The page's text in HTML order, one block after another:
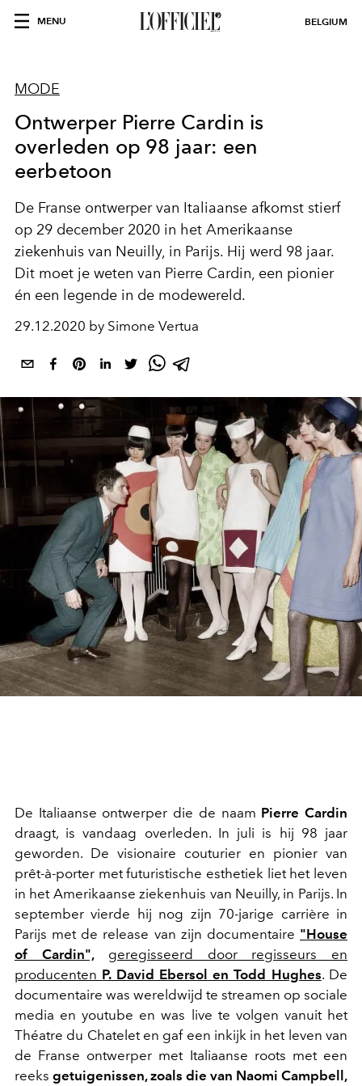
MENU BELGIUM
MODE
Ontwerper Pierre Cardin is
overleden op 98 jaar: een
eerbetoon
De Franse ontwerper van Italiaanse afkomst stierf
op 29 december 2020 in het Amerikaanse
ziekenhuis van Neuilly, in Parijs. Hij werd 98 jaar.
Dit moet je weten van Pierre Cardin, een pionier
én een legende in de modewereld.
29.12.2020 by Simone Vertua
De Italiaanse ontwerper die de naam Pierre Cardin
draagt, is vandaag overleden. In juli is hij 98 jaar
geworden. De visionaire couturier en pionier van
prêt-à-porter met futuristische esthetiek liet het leven
in het Amerikaanse ziekenhuis van Neuilly, in Parijs. In
september vierde hij nog zijn 70-jarige carrière in
Parijs met de release van zijn documentaire "House
of Cardin",
geregisseerd door regisseurs en
producenten P. David Ebersol en Todd Hughes. De
documentaire was wereldwijd te streamen op sociale
media en youtube en was live te volgen vanuit het
Théatre du Chatelet en gaf een inkijk in het leven van
de Franse ontwerper met Italiaanse roots met een
reeks getuigenissen, zoals die van Naomi Campbell,